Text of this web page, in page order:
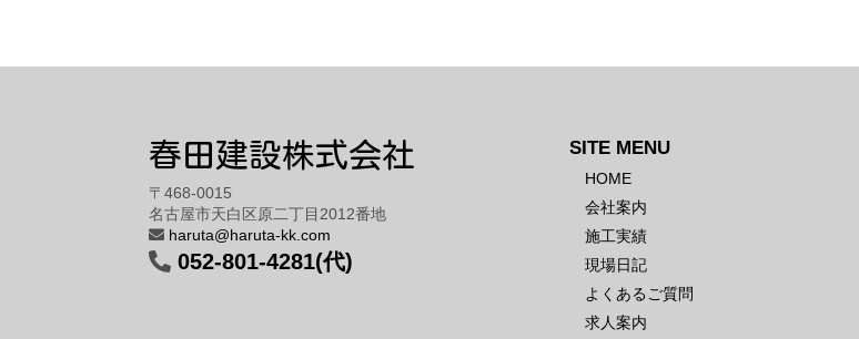
春田建設株式会社
〒468-0015
名古屋市天白区原二丁目2012番地
haruta@haruta-kk.com
052-801-4281(代)
SITE MENU
HOME
会社案内
施工実績
現場日記
よくあるご質問
求人案内